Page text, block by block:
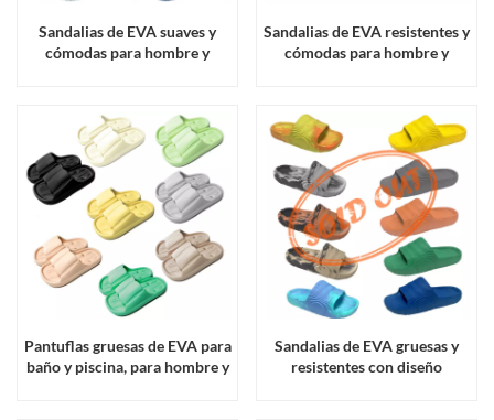
Sandalias de EVA suaves y
cómodas para hombre y
Sandalias de EVA resistentes y
cómodas para hombre y
Pantuflas gruesas de EVA para
baño y piscina, para hombre y
Sandalias de EVA gruesas y
resistentes con diseño